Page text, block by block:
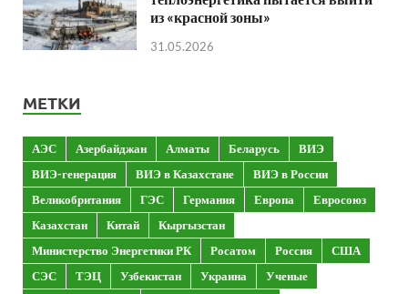
из «красной зоны»
31.05.2026
МЕТКИ
АЭС Азербайджан Алматы Беларусь
ВИЭ
ВИЭ-генерация
ВИЭ в Казахстане
ВИЭ в России
Великобритания
ГЭС Германия Европа
Евросоюз
Казахстан
Китай
Кыргызстан
Министерство Энергетики РК
Росатом Россия
США
СЭС
ТЭЦ Узбекистан Украина
Ученые